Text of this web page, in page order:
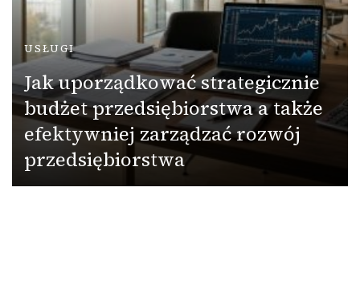
USŁUGI
Jak uporządkować strategicznie
budżet przedsiębiorstwa a także
efektywniej zarządzać rozwój
przedsiębiorstwa